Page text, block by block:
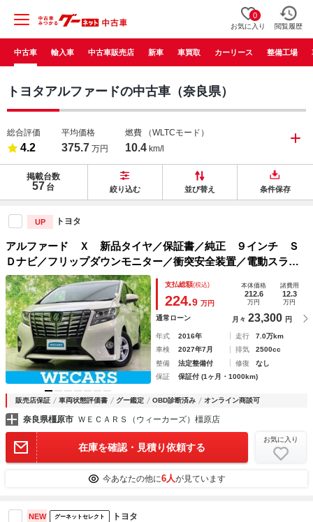
0
お気に入り 閲覧履歴
中古車 輸入車 中古車販売店 新車 車買取 カーリース 整備工場
トヨタアルファードの中古車（奈良県）
総合評価
4.2
平均価格
375.7 万円
燃費 （WLTCモード）
10.4 km/l
掲載台数
57 台 絞り込む 並び替え 条件保存
UP トヨタ
アルファード Ｘ 新品タイヤ／保証書／純正 ９インチ Ｓ
Ｄナビ／フリップダウンモニター／衝突安全装置／電動スライ
ドドア／車線逸脱防止支援システム／ドライブレコーダー 社
外／ヘッドランプ ＬＥＤ
支払総額(税込)
224.9 万円
本体価格
212.6
万円
諸費用
12.3
万円
通常ローン 月々 23,300 円
年式 2016年 走行
7.0万km
車検
2027年7月 排気
2500cc
整備
法定整備付 修復
なし
保証
保証付 (1ヶ月・1000km)
販売店保証 車両状態評価書 グー鑑定 OBD診断済み オンライン商談可
奈良県橿原市 ＷＥＣＡＲＳ（ウィーカーズ）橿原店
在庫を確認・見積り依頼する
お気に入り
今あなたの他に6人が見ています
NEW グーネットセレクト トヨタ